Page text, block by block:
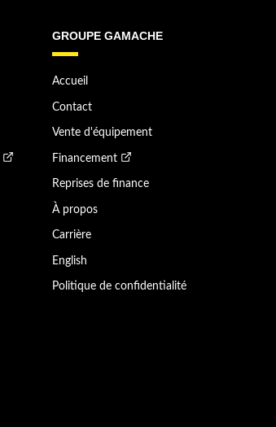
GROUPE GAMACHE
Accueil
Contact
Vente d'équipement
Financement
Reprises de finance
À propos
Carrière
English
Politique de confidentialité